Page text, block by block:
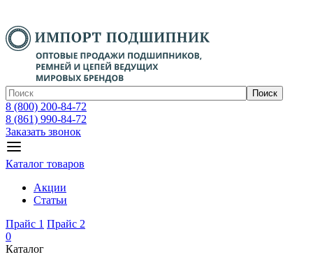
Поиск
8 (800) 200-84-72
8 (861) 990-84-72
Заказать звонок
Каталог товаров
Акции
Статьи
Прайс 1 Прайс 2
0
Каталог